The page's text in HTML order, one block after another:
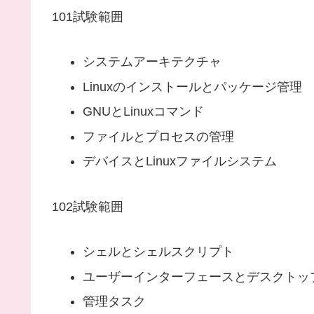
101試験範囲
システムアーキテクチャ
Linuxのインストールとパッケージ管理
GNUとLinuxコマンド
ファイルとプロセスの管理
デバイスとLinuxファイルシステム
102試験範囲
シェルとシェルスクリプト
ユーザーインターフェースとデスクトッ
管理タスク